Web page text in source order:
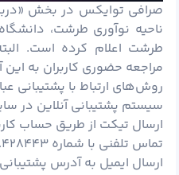
صرافی توایکس در بخش
ناحیه نوآوری طرشت،
طرشت اعلام کرده است.
مراجعه حضوری کاربران به
روش‌های ارتباط با پشتیبانی
سیستم پشتیبانی آنلاین در
ارسال تیکت از طریق حساب
تماس تلفنی با شماره ۰۲۱۲۸۴۲۸۴۴۳؛
ارسال ایمیل به آدرس